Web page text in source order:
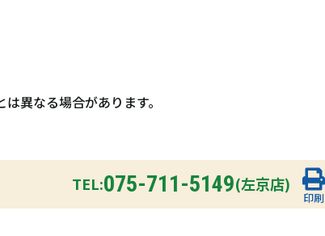
異なる場合があります。
TEL:075-711-5149(左京店)
印刷